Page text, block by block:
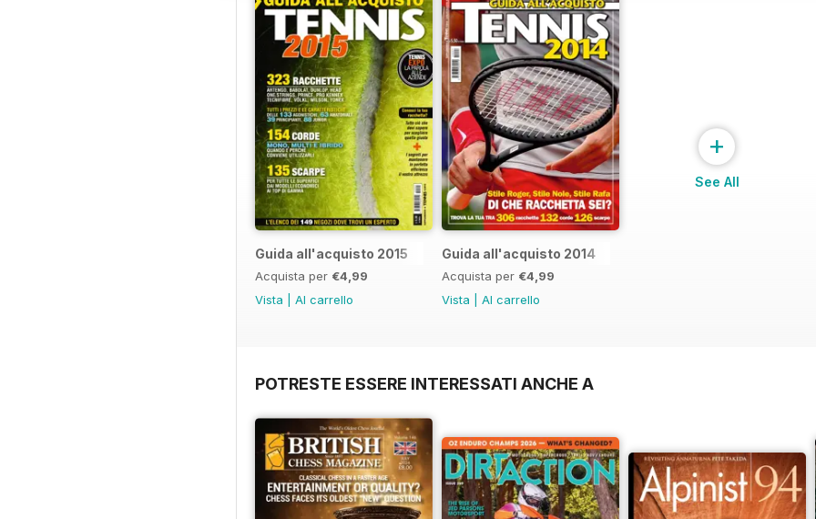
Guida all'acquisto 2015
Acquista per €4,99
Vista
Al carrello
Guida all'acquisto 2014
Acquista per €4,99
Vista
Al carrello
+
See All
POTRESTE ESSERE INTERESSATI ANCHE A